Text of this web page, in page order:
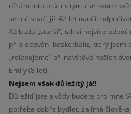
dělám tuto práci v týmu se svou
se mě snaží již 42 let naučit
Až budu „starší“, tak si nejvíce
při sledování basketbalu, který jsem
„relaxujeme“ při návštěvě našich
Emily (8 let).
Nejsem však důležitý já!!
Důležití jste a vždy budete pro mne
potřeba dobře bydlet, zajímá